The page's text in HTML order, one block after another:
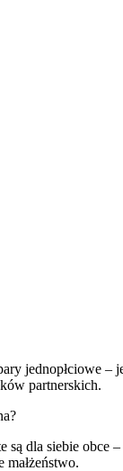
partnerskich.
dla siebie